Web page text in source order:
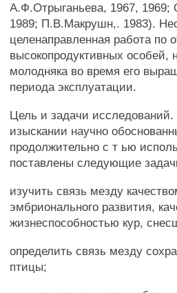
А.Ф.Отрыганьева, 1967,
1989; П.В.Макрушн,. 1983).
целенаправленная работа по
высокопродуктивных особей,
молодняка во время его
периода эксплуатации.
Цель и задачи
изыскании научно
продолжительно с т ью
поставлены следующие
изучить связь мезду
эмбрионального развития,
жизнеспособностью кур,
определить связь мезду
птицы;